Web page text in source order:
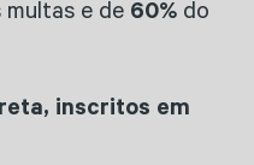
e de 60% do
inscritos em